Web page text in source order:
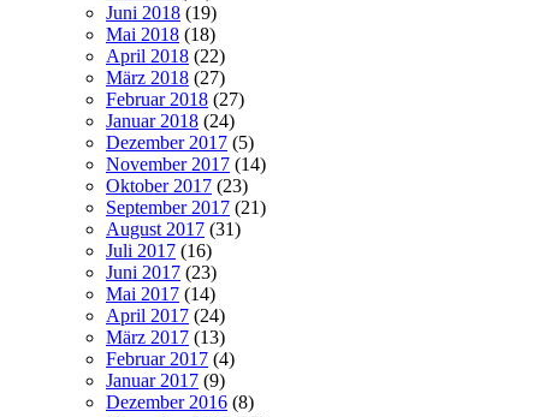
Juni 2018 (19)
Mai 2018 (18)
April 2018 (22)
März 2018 (27)
Februar 2018 (27)
Januar 2018 (24)
Dezember 2017 (5)
November 2017 (14)
Oktober 2017 (23)
September 2017 (21)
August 2017 (31)
Juli 2017 (16)
Juni 2017 (23)
Mai 2017 (14)
April 2017 (24)
März 2017 (13)
Februar 2017 (4)
Januar 2017 (9)
Dezember 2016 (8)